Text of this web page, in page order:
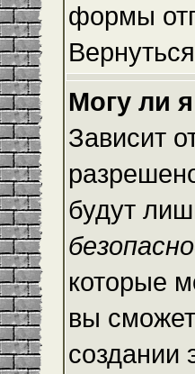
формы
Могу ли
Зависит
будут
которые
вы
создании